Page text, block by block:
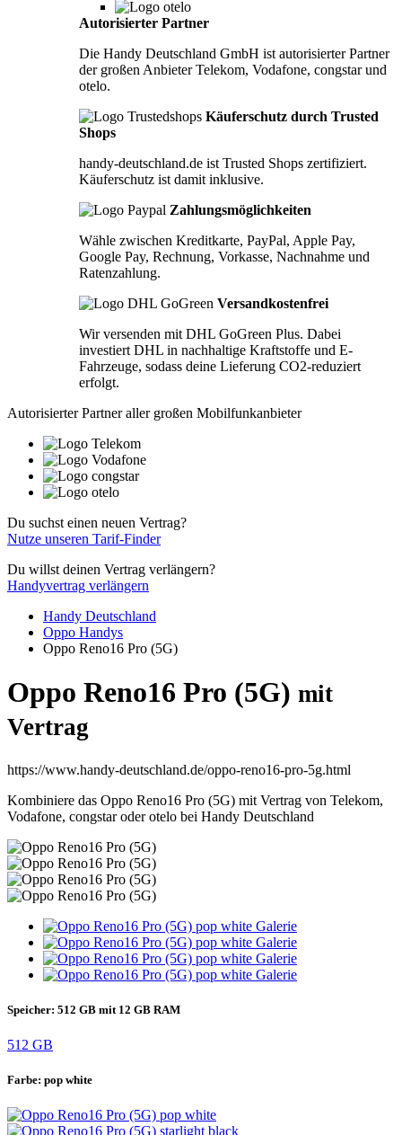
Autorisierter Partner
Die Handy Deutschland GmbH ist autorisierter Partner
der großen Anbieter Telekom, Vodafone, congstar und
otelo.
Käuferschutz durch Trusted
Shops
handy-deutschland.de ist Trusted Shops zertifiziert.
Käuferschutz ist damit inklusive.
Zahlungsmöglichkeiten
Wähle zwischen Kreditkarte, PayPal, Apple Pay,
Google Pay, Rechnung, Vorkasse, Nachnahme und
Ratenzahlung.
Versandkostenfrei
Wir versenden mit DHL GoGreen Plus. Dabei
investiert DHL in nachhaltige Kraftstoffe und E-
Fahrzeuge, sodass deine Lieferung CO2-reduziert
erfolgt.
Autorisierter Partner aller großen Mobilfunkanbieter
Du suchst einen neuen Vertrag?
Nutze unseren Tarif-Finder
Du willst deinen Vertrag verlängern?
Handyvertrag verlängern
Handy Deutschland
Oppo Handys
Oppo Reno16 Pro (5G)
Oppo Reno16 Pro (5G) mit
Vertrag
https://www.handy-deutschland.de/oppo-reno16-pro-5g.html
Kombiniere das Oppo Reno16 Pro (5G) mit Vertrag von Telekom,
Vodafone, congstar oder otelo bei Handy Deutschland
Speicher: 512 GB mit 12 GB RAM
512 GB
Farbe: pop white